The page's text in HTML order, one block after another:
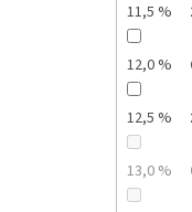
11,5 %
12,0 %
12,5 %
13,0 %